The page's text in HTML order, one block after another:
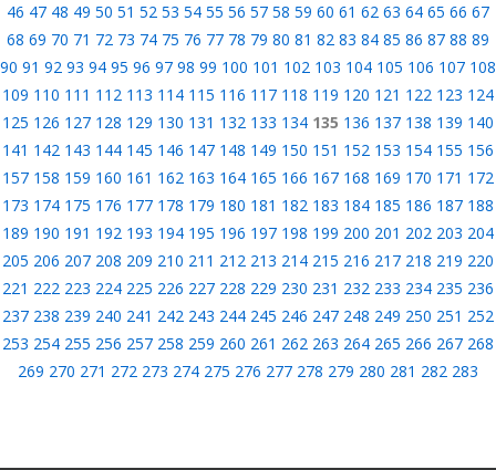
46 47 48 49 50 51 52 53 54 55 56 57 58 59 60 61 62 63 64 65 66 67
68 69 70 71 72 73 74 75 76 77 78 79 80 81 82 83 84 85 86 87 88 89
90 91 92 93 94 95 96 97 98 99 100 101 102 103 104 105 106 107 108
109 110 111 112 113 114 115 116 117 118 119 120 121 122 123 124
125 126 127 128 129 130 131 132 133 134 135 136 137 138 139 140
141 142 143 144 145 146 147 148 149 150 151 152 153 154 155 156
157 158 159 160 161 162 163 164 165 166 167 168 169 170 171 172
173 174 175 176 177 178 179 180 181 182 183 184 185 186 187 188
189 190 191 192 193 194 195 196 197 198 199 200 201 202 203 204
205 206 207 208 209 210 211 212 213 214 215 216 217 218 219 220
221 222 223 224 225 226 227 228 229 230 231 232 233 234 235 236
237 238 239 240 241 242 243 244 245 246 247 248 249 250 251 252
253 254 255 256 257 258 259 260 261 262 263 264 265 266 267 268
269 270 271 272 273 274 275 276 277 278 279 280 281 282 283